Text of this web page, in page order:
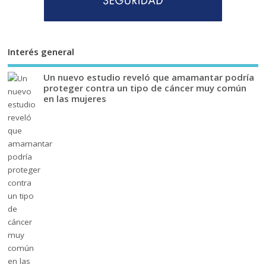
Interés general
Un nuevo estudio reveló que amamantar podría
proteger contra un tipo de cáncer muy común
en las mujeres